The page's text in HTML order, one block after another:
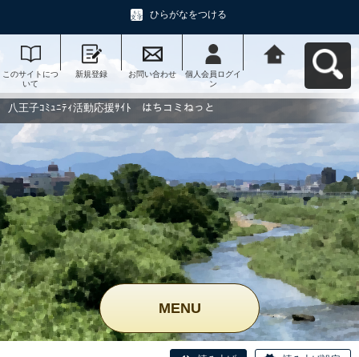
ひらがなをつける
このサイトにつ
いて
新規登録 お問い合わせ
個人会員ログイ
ン
動応援ｻｲﾄ はち
コミねっとへ戻
八王子ｺﾐｭﾆﾃｨ活動応援ｻｲﾄ はちコミねっと
MENU